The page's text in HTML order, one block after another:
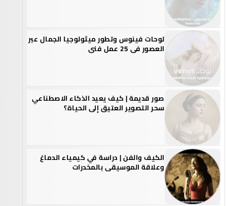
لوحات فينوس وتطور ميثولوجيا الجمال عبر
العصور في 25 عمل فني
صور قديمة | كيف يعيد الذكاء الاصطناعي
سحر التصوير العتيق إلى الحياة؟
الكيف والفن | دراسة في كيمياء الدماغ
وعلاقة الموسيقى بالمخدرات